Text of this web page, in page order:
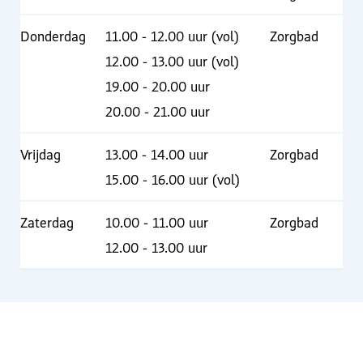
Donderdag
11.00 - 12.00 uur (vol)
12.00 - 13.00 uur (vol)
19.00 - 20.00 uur
20.00 - 21.00 uur
Zorgbad
Vrijdag
13.00 - 14.00 uur
15.00 - 16.00 uur (vol)
Zorgbad
Zaterdag
10.00 - 11.00 uur
12.00 - 13.00 uur
Zorgbad